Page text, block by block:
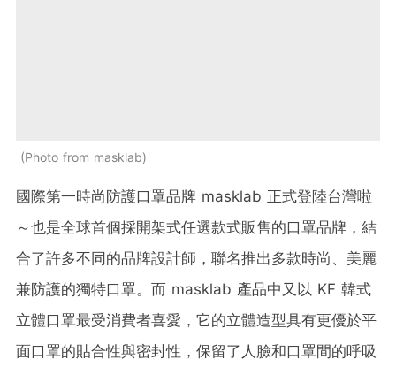
Photo from masklab
國際第一時尚防護口罩品牌 masklab 正式登陸台灣啦
～也是全球首個採開架式任選款式販售的口罩品牌，結
合了許多不同的品牌設計師，聯名推出多款時尚、美麗
兼防護的獨特口罩。而 masklab 產品中又以 KF 韓式
立體口罩最受消費者喜愛，它的立體造型具有更優於平
面口罩的貼合性與密封性，保留了人臉和口罩間的呼吸